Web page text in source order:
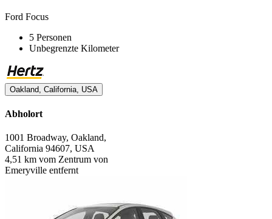
Ford Focus
5 Personen
Unbegrenzte Kilometer
Oakland, California, USA
Abholort
1001 Broadway, Oakland,
California 94607, USA
4,51 km vom Zentrum von
Emeryville entfernt